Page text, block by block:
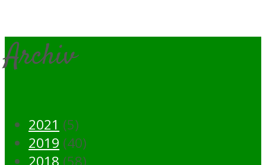
Archiv
2021 (5)
2019 (40)
2018 (58)